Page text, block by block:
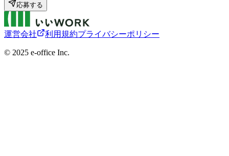
応募する
運営会社 利用規約プライバシーポリシー
©︎ 2025 e-office Inc.